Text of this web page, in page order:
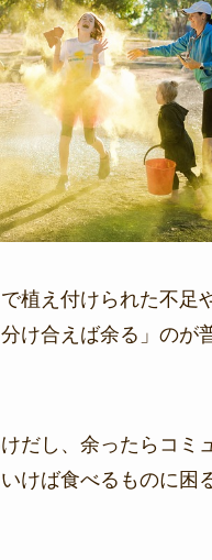
植え付けられた不足
け合えば余る」のが
だし、余ったらコミ
けば食べるものに困